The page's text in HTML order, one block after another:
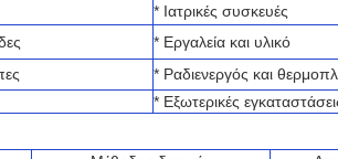
* Ιατρικές συσκευές
* Εργαλεία και υλικό
* Ραδιενεργός και
* Εξωτερικές